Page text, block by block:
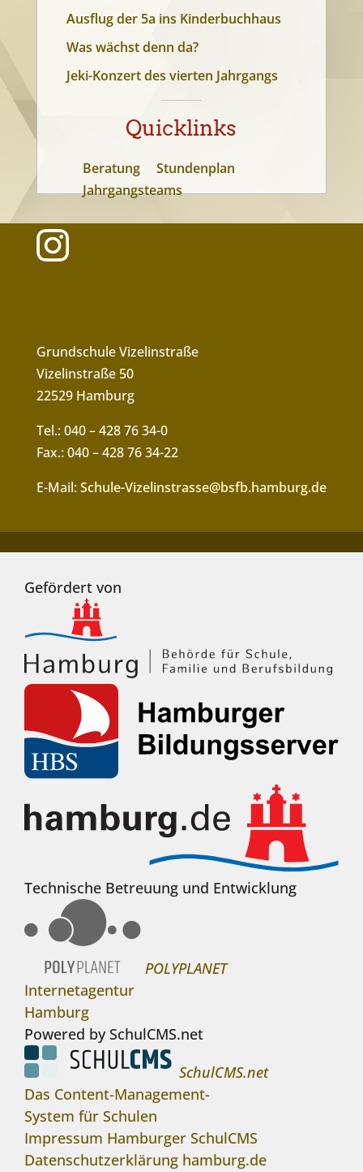
Ausflug der 5a ins Kinderbuchhaus
Was wächst denn da?
Jeki-Konzert des vierten Jahrgangs
Quicklinks
Beratung
Stundenplan
Jahrgangsteams
Grundschule Vizelinstraße
Vizelinstraße 50
22529 Hamburg
Tel.: 040 – 428 76 34-0
Fax.: 040 – 428 76 34-22
E-Mail:Schule-Vizelinstrasse@bsfb.hamburg.de
Gefördert von
Technische Betreuung und Entwicklung
POLYPLANET
Internetagentur
Hamburg
Powered by SchulCMS.net
SchulCMS.net
Das Content-Management-
System für Schulen
Impressum Hamburger SchulCMS
Datenschutzerklärung hamburg.de